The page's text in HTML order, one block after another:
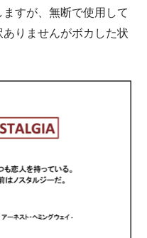
すが、無断で使用して
りませんがボカした状